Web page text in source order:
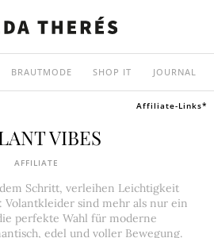
BRAUTMODE SHOP IT JOURNAL
Affiliate-Links*
VIBES
AFFILIATE
Schritt, verleihen Leichtigkeit
Volantkleider sind mehr als nur ein
perfekte Wahl für moderne
edel und voller Bewegung.